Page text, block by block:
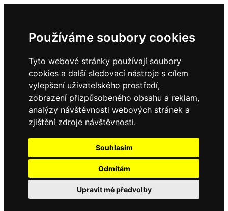
Používáme soubory cookies
Tyto webové stránky používají soubory
cookies a další sledovací nástroje s cílem
vylepšení uživatelského prostředí,
zobrazení přizpůsobeného obsahu a reklam,
analýzy návštěvnosti webových stránek a
zjištění zdroje návštěvnosti.
Souhlasím
Odmítám
Upravit mé předvolby